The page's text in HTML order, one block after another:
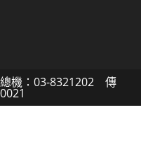
機：03-8321202 傳